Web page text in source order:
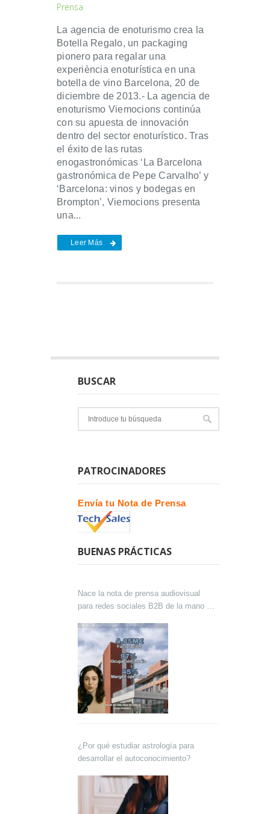
Prensa
La agencia de enoturismo crea la
Botella Regalo, un packaging
pionero para regalar una
experiència enoturística en una
botella de vino Barcelona, 20 de
diciembre de 2013.- La agencia de
enoturismo Viemocions continúa
con su apuesta de innovación
dentro del sector enoturístico. Tras
el éxito de las rutas
enogastronómicas ‘La Barcelona
gastronómica de Pepe Carvalho’ y
‘Barcelona: vinos y bodegas en
Brompton’, Viemocions presenta
una...
Leer Más
BUSCAR
PATROCINADORES
Envía tu Nota de Prensa
BUENAS PRÁCTICAS
Nace la nota de prensa audiovisual
para redes sociales B2B de la mano de
¿Por qué estudiar astrología para
desarrollar el autoconocimiento?